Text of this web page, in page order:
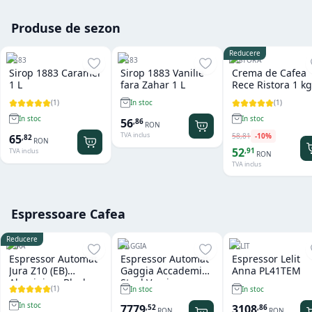
Produse de sezon
1883
Sirop 1883 Caramel
1 L
(1)
In stoc
65,82 RON
TVA inclus
1883
Sirop 1883 Vanilie
fara Zahar 1 L
In stoc
56,86 RON
TVA inclus
Reducere
RISTORA
Crema de Cafea
Rece Ristora 1 kg
(1)
In stoc
58,81 -10%
52,91 RON
TVA inclus
Espressoare Cafea
Reducere
JURA
Espressor Automat
Jura Z10 (EB)
Aluminium Black
(1)
In stoc
GAGGIA
Espressor Automat
Gaggia Accademia
Steel Version
In stoc
,52
LELIT
Espressor Lelit
Anna PL41TEM
In stoc
,86